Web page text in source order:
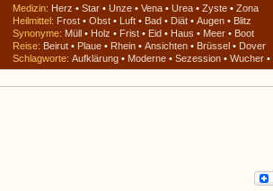
Medizin: Herz • Star • Unze • Vena • Urea • Zyste • Zona
Heilmittel: Frost • Obst • Luft • Bad • Diät • Augen • Blitz
Synonyme: Müll • Holz • Frist • Eid • Haus • Meer • Boot
Reise: Beirut • Plaue • Rhein • Ansichten • Brüssel • Dover
Schlagworte: Aufklärung • Moderne • Sezession • Wucher •